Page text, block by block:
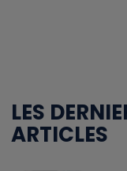
LES
ARTICLES